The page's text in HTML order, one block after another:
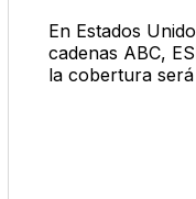
En Estados
cadenas ABC,
la cobertura será